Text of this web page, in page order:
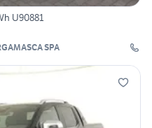
U90881
SPA